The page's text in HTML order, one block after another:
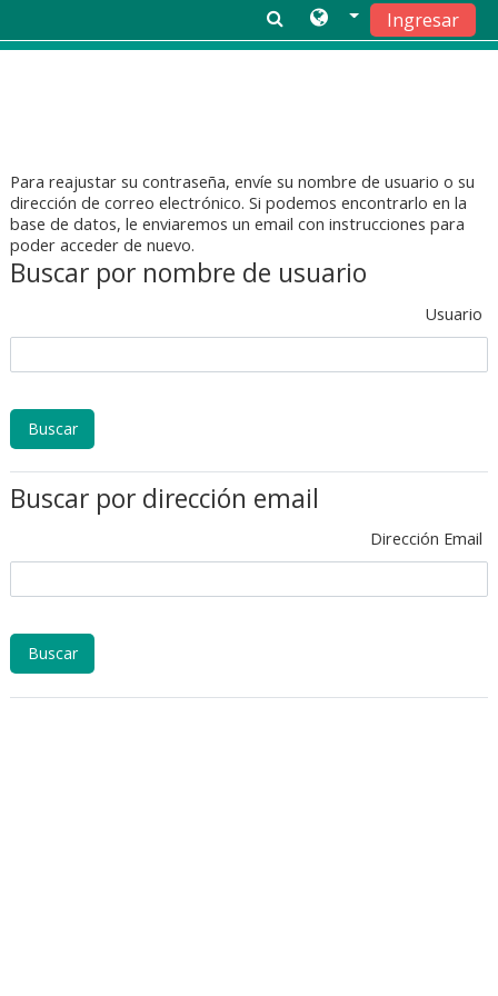
Ingresar
Para reajustar su contraseña, envíe su nombre de usuario o su
dirección de correo electrónico. Si podemos encontrarlo en la
base de datos, le enviaremos un email con instrucciones para
poder acceder de nuevo.
Buscar por nombre de usuario
Usuario
Buscar por dirección email
Dirección Email